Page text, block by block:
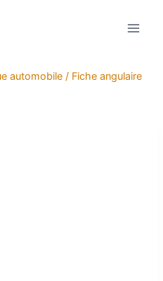
automobile / Fiche angulaire